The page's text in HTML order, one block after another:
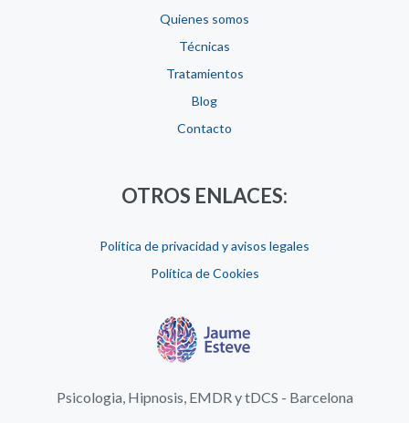
Quienes somos
Técnicas
Tratamientos
Blog
Contacto
OTROS ENLACES:
Política de privacidad y avisos legales
Política de Cookies
Psicologia, Hipnosis, EMDR y tDCS - Barcelona